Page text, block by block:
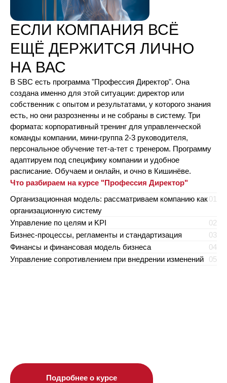
ЕСЛИ КОМПАНИЯ ВСЁ
ЕЩЁ ДЕРЖИТСЯ ЛИЧНО
НА ВАС
В SBC есть программа "Профессия Директор". Она
создана именно для этой ситуации: директор или
собственник с опытом и результатами, у которого знания
есть, но они разрозненны и не собраны в систему. Три
формата: корпоративный тренинг для управленческой
команды компании, мини-группа 2-3 руководителя,
персональное обучение тет-а-тет с тренером. Программу
адаптируем под специфику компании и удобное
расписание. Обучаем и онлайн, и очно в Кишинёве.
Что разбираем на курсе "Профессия Директор"
Организационная модель: рассматриваем компанию как
организационную систему
01
Управление по целям и KPI
02
Бизнес-процессы, регламенты и стандартизация
03
Финансы и финансовая модель бизнеса
04
Управление сопротивлением при внедрении изменений
05
Подробнее о курсе